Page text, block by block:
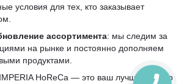
условия для тех, кто заказывает
ассортимента: мы следим за
на рынке и постоянно дополняем
продуктами.
HoReCa — это ваш лучший выбор